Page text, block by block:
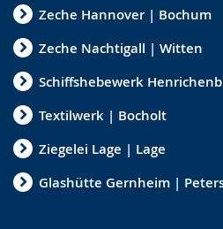
Zeche Hannover | Bochum
Zeche Nachtigall | Witten
Schiffshebewerk
Textilwerk | Bocholt
Ziegelei Lage | Lage
Glashütte Gernheim |